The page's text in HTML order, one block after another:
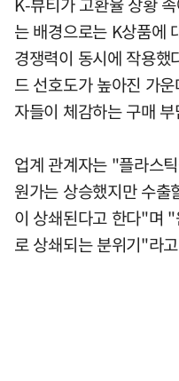
는 배경으로는 K상품에
경쟁력이 동시에 작용했
드 선호도가 높아진 가
자들이 체감하는 구매
업계 관계자는 "플라스
원가는 상승했지만 수
이 상쇄된다고 한다"며
로 상쇄되는 분위기"라